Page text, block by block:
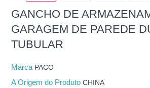
GANCHO DE
GARAGEM DE PAREDE
TUBULAR
Marca PACO
A Origem do ProdutoCHINA